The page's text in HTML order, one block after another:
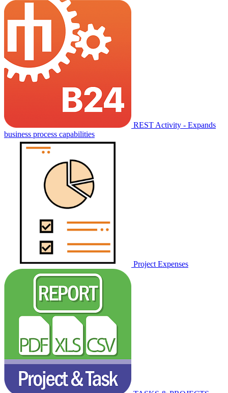
REST Activity - Expands
business process capabilities
Project Expenses